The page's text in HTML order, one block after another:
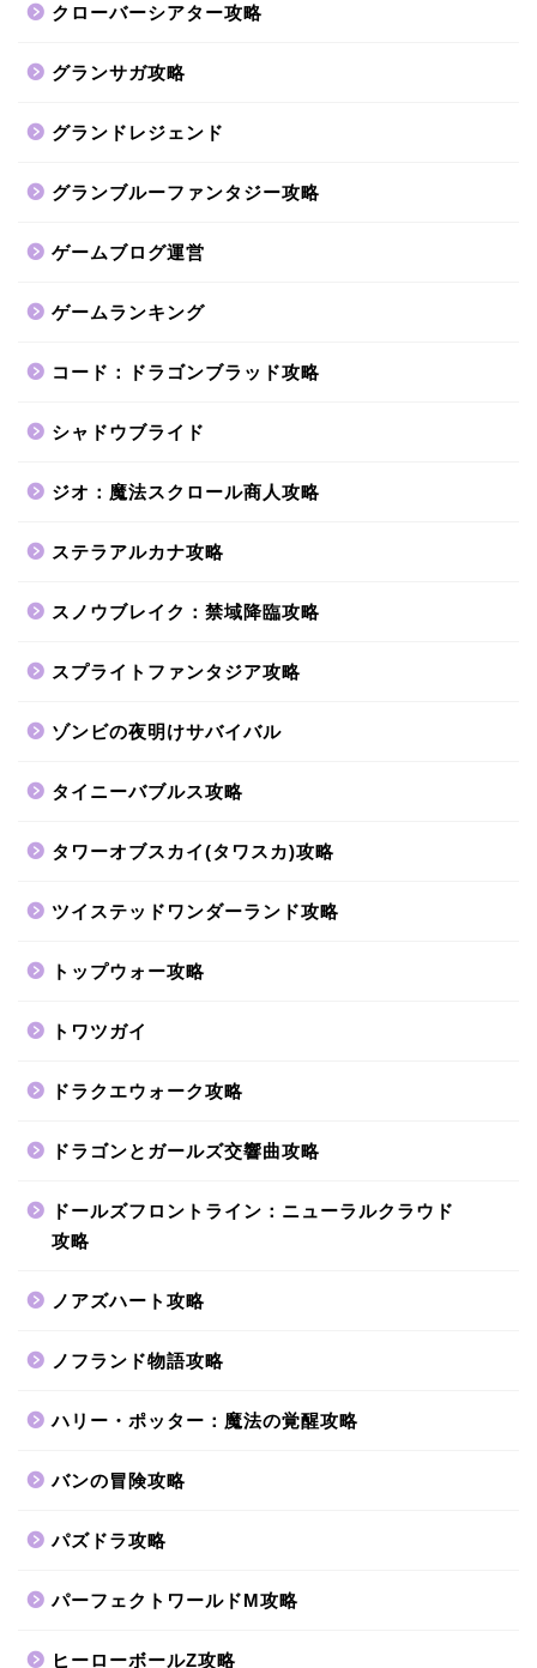
クローバーシアター攻略
グランサガ攻略
グランドレジェンド
グランブルーファンタジー攻略
ゲームブログ運営
ゲームランキング
コード：ドラゴンブラッド攻略
シャドウブライド
ジオ：魔法スクロール商人攻略
ステラアルカナ攻略
スノウブレイク：禁域降臨攻略
スプライトファンタジア攻略
ゾンビの夜明けサバイバル
タイニーバブルス攻略
タワーオブスカイ(タワスカ)攻略
ツイステッドワンダーランド攻略
トップウォー攻略
トワツガイ
ドラクエウォーク攻略
ドラゴンとガールズ交響曲攻略
ドールズフロントライン：ニューラルクラウド
攻略
ノアズハート攻略
ノフランド物語攻略
ハリー・ポッター：魔法の覚醒攻略
バンの冒険攻略
パズドラ攻略
パーフェクトワールドM攻略
ヒーローボールZ攻略